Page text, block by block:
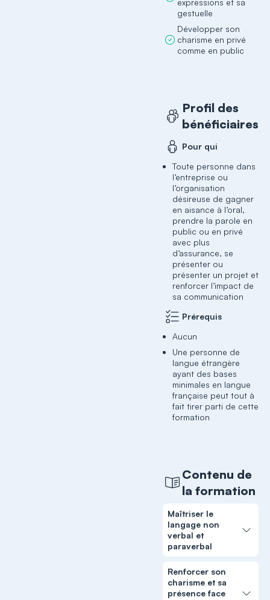
expressions et sa
gestuelle
Développer son
charisme en privé
comme en public
Profil des
bénéficiaires
Pour qui
Toute personne dans
l’entreprise ou
l’organisation
désireuse de gagner
en aisance à l’oral,
prendre la parole en
public ou en privé
avec plus
d’assurance, se
présenter ou
présenter un projet et
renforcer l’impact de
sa communication
Prérequis
Aucun
Une personne de
langue étrangère
ayant des bases
minimales en langue
française peut tout à
fait tirer parti de cette
formation
Contenu de
la formation
Maîtriser le
langage non
verbal et
paraverbal
Renforcer son
charisme et sa
présence face